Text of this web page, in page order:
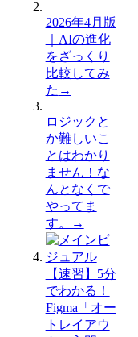
2026年4月版
｜AIの進化
をざっくり
比較してみ
た →
ロジックと
か難しいこ
とはわかり
ません！な
んとなくで
やってま
す。
→
【速習】5分
でわかる！
Figma「オー
トレイアウ